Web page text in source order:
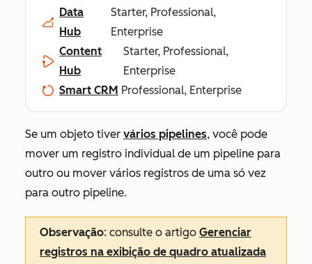
Data
Hub
Starter, Professional,
Enterprise
Content
Hub
Starter, Professional,
Enterprise
Smart CRM Professional, Enterprise
Se um objeto tiver vários pipelines, você pode
mover um registro individual de um pipeline para
outro ou mover vários registros de uma só vez
para outro pipeline.
Observação: consulte o artigo Gerenciar
registros na exibição de quadro atualizada